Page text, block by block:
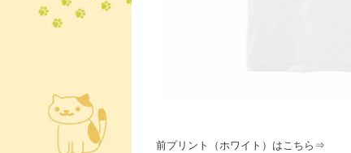
前プリント（ホワイト）はこちら⇒